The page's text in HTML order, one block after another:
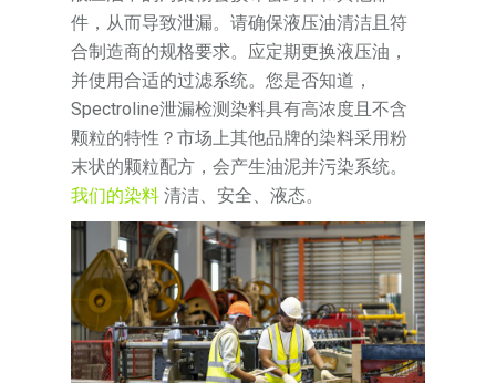
件，从而导致泄漏。请确保液压油清洁且符
合制造商的规格要求。应定期更换液压油，
并使用合适的过滤系统。您是否知道，
Spectroline泄漏检测染料具有高浓度且不含
颗粒的特性？市场上其他品牌的染料采用粉
末状的颗粒配方，会产生油泥并污染系统。
我们的染料 清洁、安全、液态。